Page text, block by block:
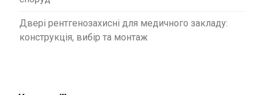
Двері рентгенозахисні для медичного закладу:
конструкція, вибір та монтаж